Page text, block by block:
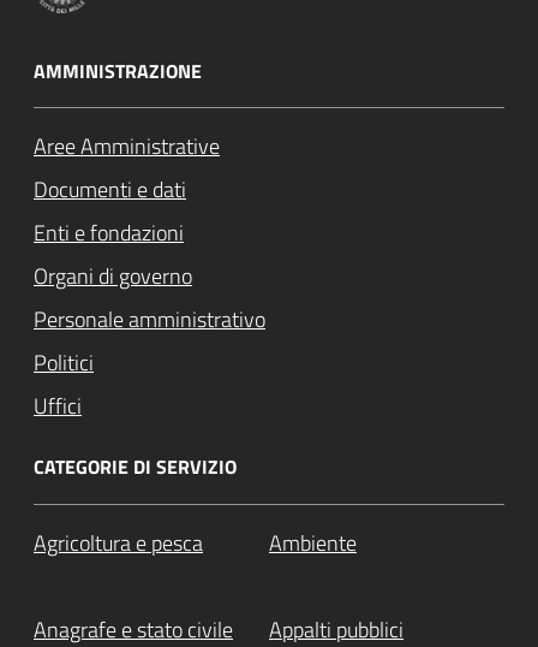
AMMINISTRAZIONE
Aree Amministrative
Documenti e dati
Enti e fondazioni
Organi di governo
Personale amministrativo
Politici
Uffici
CATEGORIE DI SERVIZIO
Agricoltura e pesca Ambiente
Anagrafe e stato civile Appalti pubblici